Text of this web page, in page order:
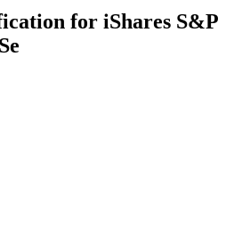
for iShares S&P